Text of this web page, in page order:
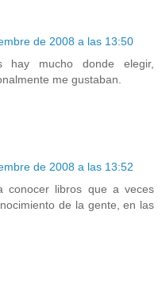
de 2008 a las 13:50
hay mucho donde elegir,
me gustaban.
de 2008 a las 13:52
conocer libros que a veces
de la gente, en las